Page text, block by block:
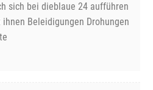
sich bei dieblaue 24 aufführen
ihnen Beleidigungen Drohungen